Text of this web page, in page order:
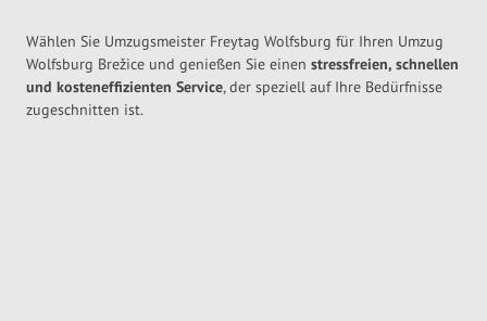
Wählen Sie Umzugsmeister Freytag Wolfsburg für Ihren Umzug
Wolfsburg Brežice und genießen Sie einen stressfreien, schnellen
und kosteneffizienten Service, der speziell auf Ihre Bedürfnisse
zugeschnitten ist.